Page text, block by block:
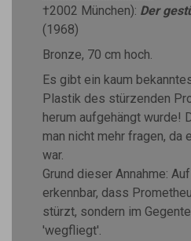
†2002 München): Der
(1968)
Bronze, 70 cm hoch.
Es gibt ein kaum
Plastik des stürzenden
herum aufgehängt wurde!
man nicht mehr fragen, da
war.
Grund dieser Annahme:
erkennbar, dass
stürzt, sondern im
'wegfliegt'.